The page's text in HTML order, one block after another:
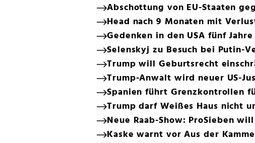
Abschottung von EU-Staaten
Head nach 9 Monaten mit
Gedenken in den USA fünf
Selenskyj zu Besuch bei Putin-
Trump will Geburtsrecht
Trump-Anwalt wird neuer US-
Spanien führt Grenzkontrollen
Trump darf Weißes Haus nicht
Neue Raab-Show: ProSieben
Kaske warnt vor Aus der